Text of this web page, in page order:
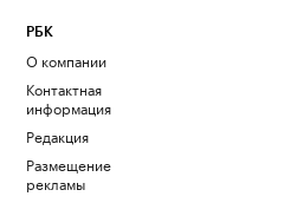
РБК
О компании
Контактная
информация
Редакция
Размещение
рекламы